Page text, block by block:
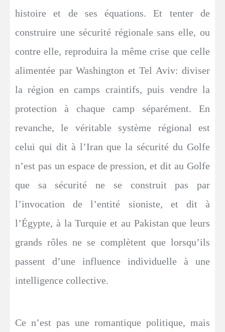
histoire et de ses équations. Et tenter de
construire une sécurité régionale sans elle, ou
contre elle, reproduira la même crise que celle
alimentée par Washington et Tel Aviv: diviser
la région en camps craintifs, puis vendre la
protection à chaque camp séparément. En
revanche, le véritable système régional est
celui qui dit à l’Iran que la sécurité du Golfe
n’est pas un espace de pression, et dit au Golfe
que sa sécurité ne se construit pas par
l’invocation de l’entité sioniste, et dit à
l’Égypte, à la Turquie et au Pakistan que leurs
grands rôles ne se complètent que lorsqu’ils
passent d’une influence individuelle à une
intelligence collective.
Ce n’est pas une romantique politique, mais